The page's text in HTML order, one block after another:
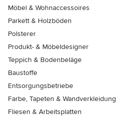
Möbel & Wohnaccessoires
Parkett & Holzböden
Polsterer
Produkt- & Möbeldesigner
Teppich & Bodenbeläge
Baustoffe
Entsorgungsbetriebe
Farbe, Tapeten & Wandverkleidung
Fliesen & Arbeitsplatten